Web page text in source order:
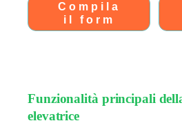
Compila
il form
Funzionalità principali
elevatrice